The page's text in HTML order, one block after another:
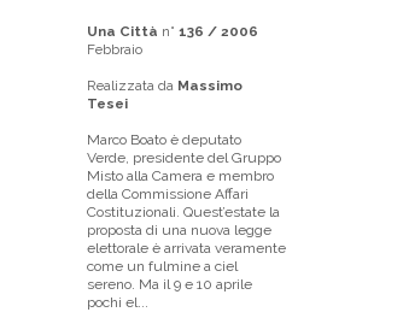
Una Città n° 136 / 2006
Febbraio
Realizzata da Massimo
Tesei
Marco Boato è deputato
Verde, presidente del Gruppo
Misto alla Camera e membro
della Commissione Affari
Costituzionali. Quest’estate la
proposta di una nuova legge
elettorale è arrivata veramente
come un fulmine a ciel
sereno. Ma il 9 e 10 aprile
pochi el...